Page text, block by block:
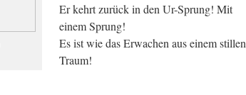
Er kehrt zurück in den Ur-Sprung! Mit
einem Sprung!
Es ist wie das Erwachen aus einem stillen
Traum!